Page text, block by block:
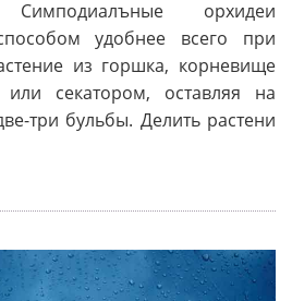
орхидеи
удобнее всего при
из горшка, корневище
секатором, оставляя на
три бульбы. Делить растени